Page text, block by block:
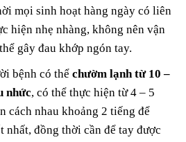
mọi sinh hoạt hàng ngày có liên
hiện nhẹ nhàng, không nên vận
gây đau khớp ngón tay.
bệnh có thểchườm lạnh từ 10 –
nhức, có thể thực hiện từ 4 – 5
cách nhau khoảng 2 tiếng để
nhất, đồng thời cần để tay được